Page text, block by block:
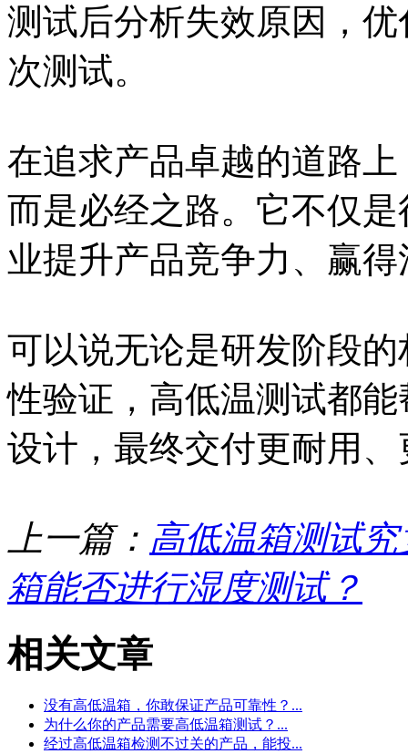
测试后分析失效原因，
次测试。
在追求产品卓越的道路
而是必经之路。它不仅
业提升产品竞争力、赢
可以说无论是研发阶段
性验证，高低温测试都
设计，最终交付更耐用
上一篇： 高低温箱测试
箱能否进行湿度测试？
相关文章
没有高低温箱，你敢保证产品可靠性？...
为什么你的产品需要高低温箱测试？...
经过高低温箱检测不过关的产品，能投...